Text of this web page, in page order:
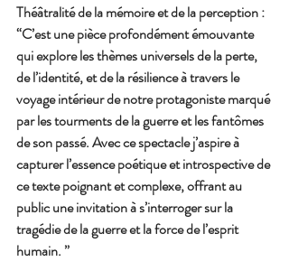
Théâtralité de la mémoire et de la perception :
“C’est une pièce profondément émouvante
qui explore les thèmes universels de la perte,
de l’identité, et de la résilience à travers le
voyage intérieur de notre protagoniste marqué
par les tourments de la guerre et les fantômes
de son passé. Avec ce spectacle j’aspire à
capturer l’essence poétique et introspective de
ce texte poignant et complexe, offrant au
public une invitation à s’interroger sur la
tragédie de la guerre et la force de l’esprit
humain. ”